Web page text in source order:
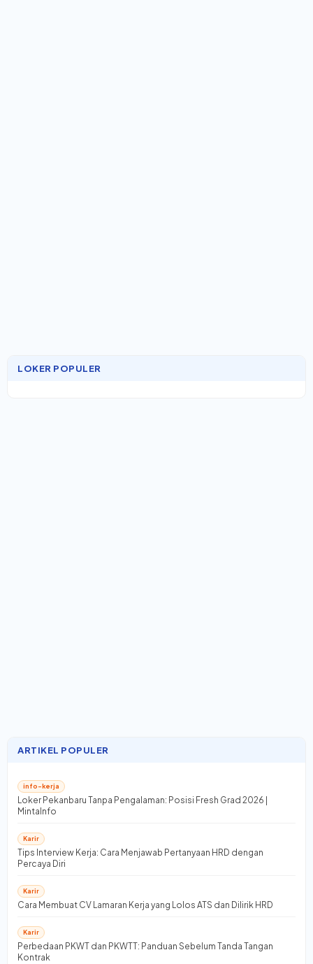
LOKER POPULER
ARTIKEL POPULER
info-kerja
Loker Pekanbaru Tanpa Pengalaman: Posisi Fresh Grad 2026 |
MintaInfo
Karir
Tips Interview Kerja: Cara Menjawab Pertanyaan HRD dengan
Percaya Diri
Karir
Cara Membuat CV Lamaran Kerja yang Lolos ATS dan Dilirik HRD
Karir
Perbedaan PKWT dan PKWTT: Panduan Sebelum Tanda Tangan
Kontrak